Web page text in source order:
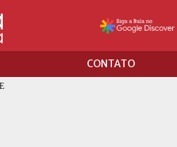
CONTATO